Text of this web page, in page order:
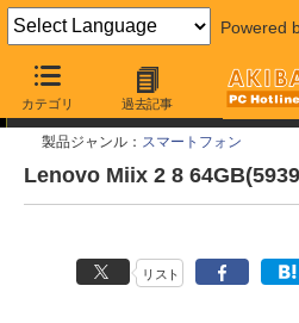
Powered
カテゴリ 過去記事
今週見つけた新製品
製品ジャンル： スマートフォン
Lenovo Miix 2 8
リスト